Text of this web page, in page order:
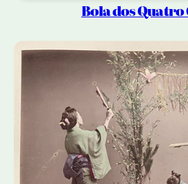
Bola dos Quatro